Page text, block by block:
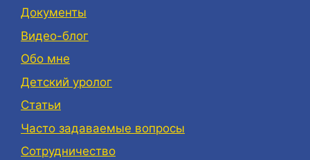
Документы
Видео-блог
Обо мне
Детский уролог
Статьи
Часто задаваемые вопросы
Сотрудничество